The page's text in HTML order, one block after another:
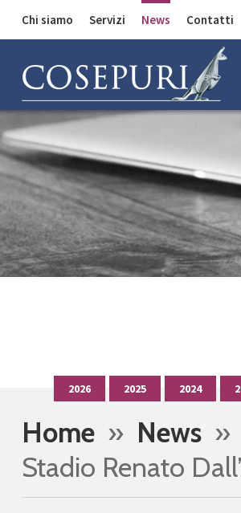
Chi siamo Servizi
Comunicazioni
News Contatti
2026 2025 2024
Home » News »
Stadio Renato